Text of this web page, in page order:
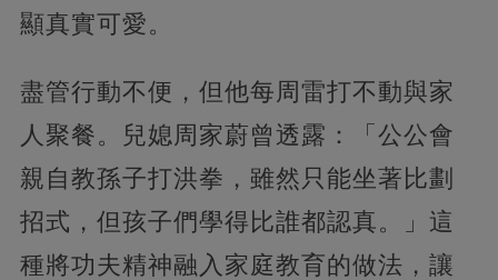
顯真實可愛。
盡管行動不便，但他每周雷打不動與家
人聚餐。兒媳周家蔚曾透露：「公公會
親自教孫子打洪拳，雖然只能坐著比劃
招式，但孩子們學得比誰都認真。」這
種將功夫精神融入家庭教育的做法，讓